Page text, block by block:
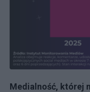
Medialność, której